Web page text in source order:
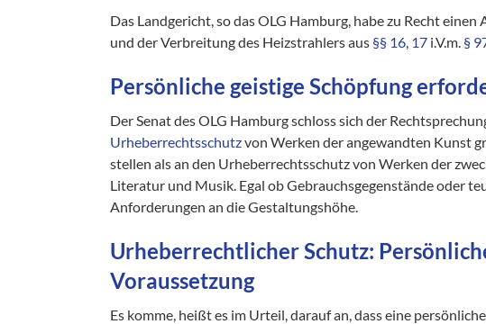
Das Landgericht, so das OLG Hamburg, habe zu Recht
und der Verbreitung des Heizstrahlers aus §§ 16, 17 i.V.m. §
Persönliche geistige Schöpfung
Der Senat des OLG Hamburg schloss sich der
Urheberrechtsschutzvon Werken der angewandten Kunst
stellen als an den Urheberrechtsschutz von Werken der
Literatur und Musik. Egal ob Gebrauchsgegenstände oder
Anforderungen an die Gestaltungshöhe.
Urheberrechtlicher Schutz:
Voraussetzung
Es komme, heißt es im Urteil, darauf an, dass eine